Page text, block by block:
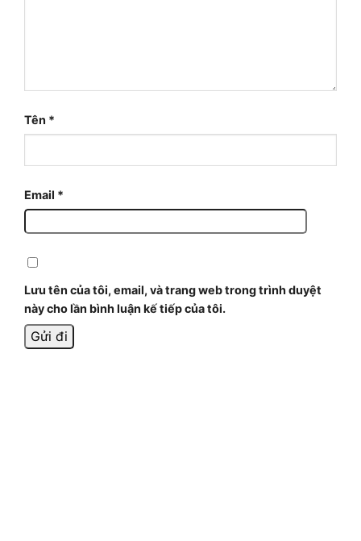
Tên *
Email *
Lưu tên của tôi, email, và trang web trong trình duyệt
này cho lần bình luận kế tiếp của tôi.